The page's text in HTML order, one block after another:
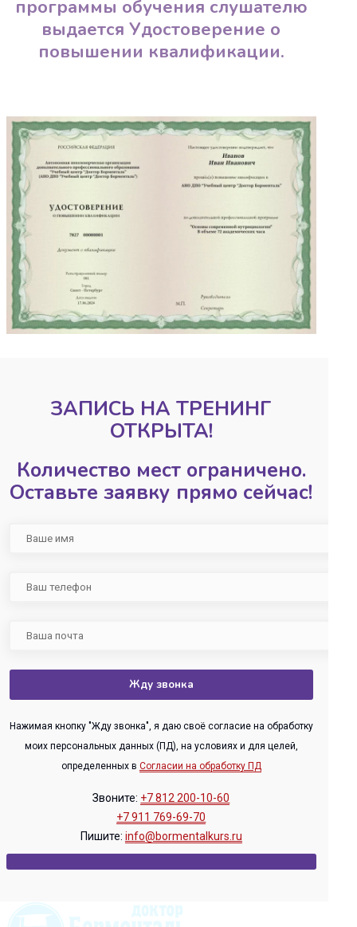
программы обучения слушателю
выдается Удостоверение о
повышении квалификации.
ЗАПИСЬ НА ТРЕНИНГ
ОТКРЫТА!
Количество мест ограничено.
Оставьте заявку прямо сейчас!
Нажимая кнопку "Жду звонка", я даю своё согласие на обработку
моих персональных данных (ПД), на условиях и для целей,
определенных в Согласии на обработку ПД
Звоните: +7 812 200-10-60
+7 911 769-69-70
Пишите: info@bormentalkurs.ru